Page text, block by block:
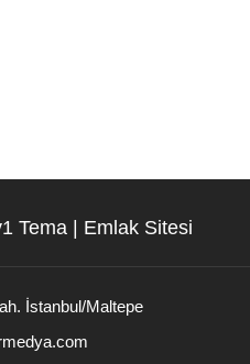
Tema | Emlak Sitesi
İstanbul/Maltepe